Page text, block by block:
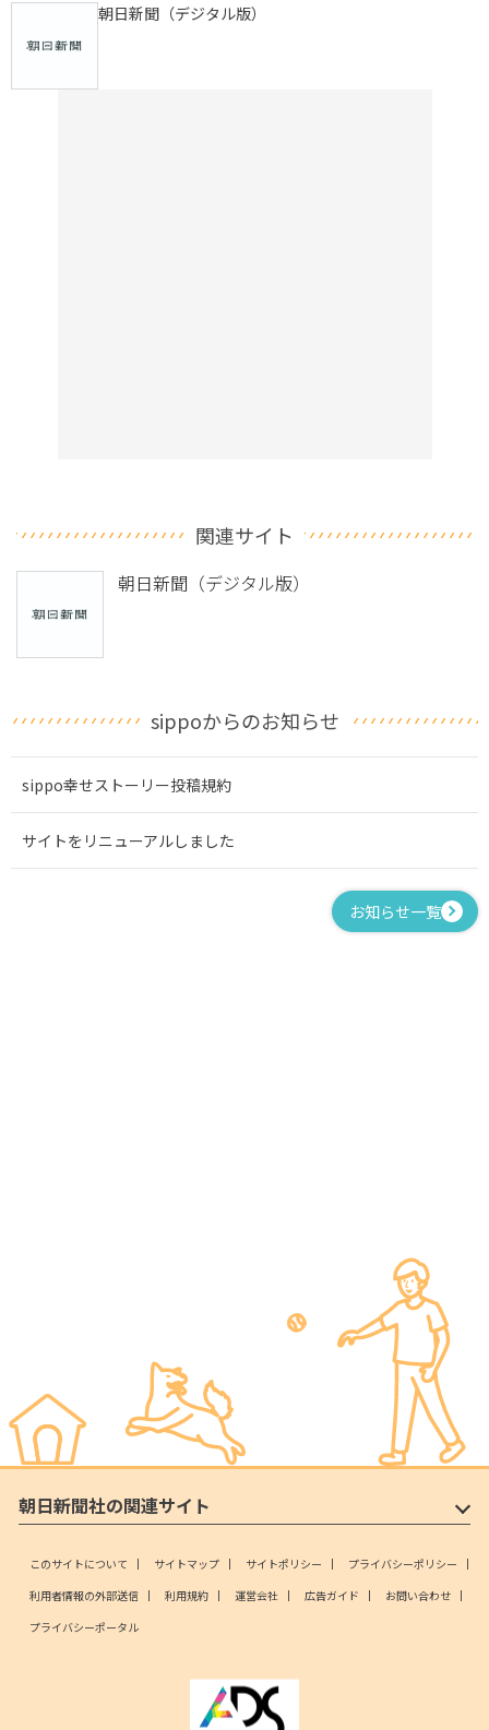
朝日新聞（デジタル版）
関連サイト
朝日新聞（デジタル版）
sippoからのお知らせ
sippo幸せストーリー投稿規約
サイトをリニューアルしました
お知らせ一覧
朝日新聞社の関連サイト
このサイトについて サイトマップ サイトポリシー
プライバシーポリシー
利用者情報の外部送信
利用規約 運営会社 広告ガイド
お問い合わせ
プライバシーポータル